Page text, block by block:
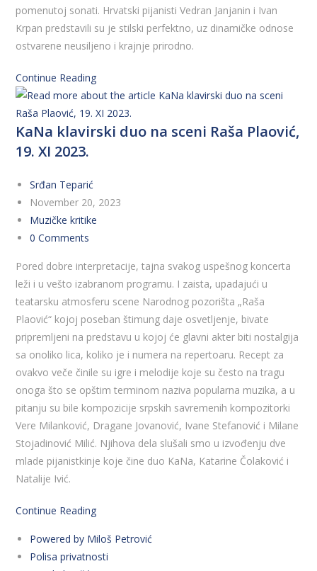
pomenutoj sonati. Hrvatski pijanisti Vedran Janjanin i Ivan
Krpan predstavili su je stilski perfektno, uz dinamičke odnose
ostvarene neusiljeno i krajnje prirodno.
Continue Reading
KaNa klavirski duo na sceni Raša Plaović,
19. XI 2023.
Srđan Teparić
November 20, 2023
Muzičke kritike
0 Comments
Pored dobre interpretacije, tajna svakog uspešnog koncerta
leži i u vešto izabranom programu. I zaista, upadajući u
teatarsku atmosferu scene Narodnog pozorišta „Raša
Plaović“ kojoj poseban štimung daje osvetljenje, bivate
pripremljeni na predstavu u kojoj će glavni akter biti nostalgija
sa onoliko lica, koliko je i numera na repertoaru. Recept za
ovakvo veče činile su igre i melodije koje su često na tragu
onoga što se opštim terminom naziva popularna muzika, a u
pitanju su bile kompozicije srpskih savremenih kompozitorki
Vere Milanković, Dragane Jovanović, Ivane Stefanović i Milane
Stojadinović Milić. Njihova dela slušali smo u izvođenju dve
mlade pijanistkinje koje čine duo KaNa, Katarine Čolaković i
Natalije Ivić.
Continue Reading
Powered by Miloš Petrović
Polisa privatnosti